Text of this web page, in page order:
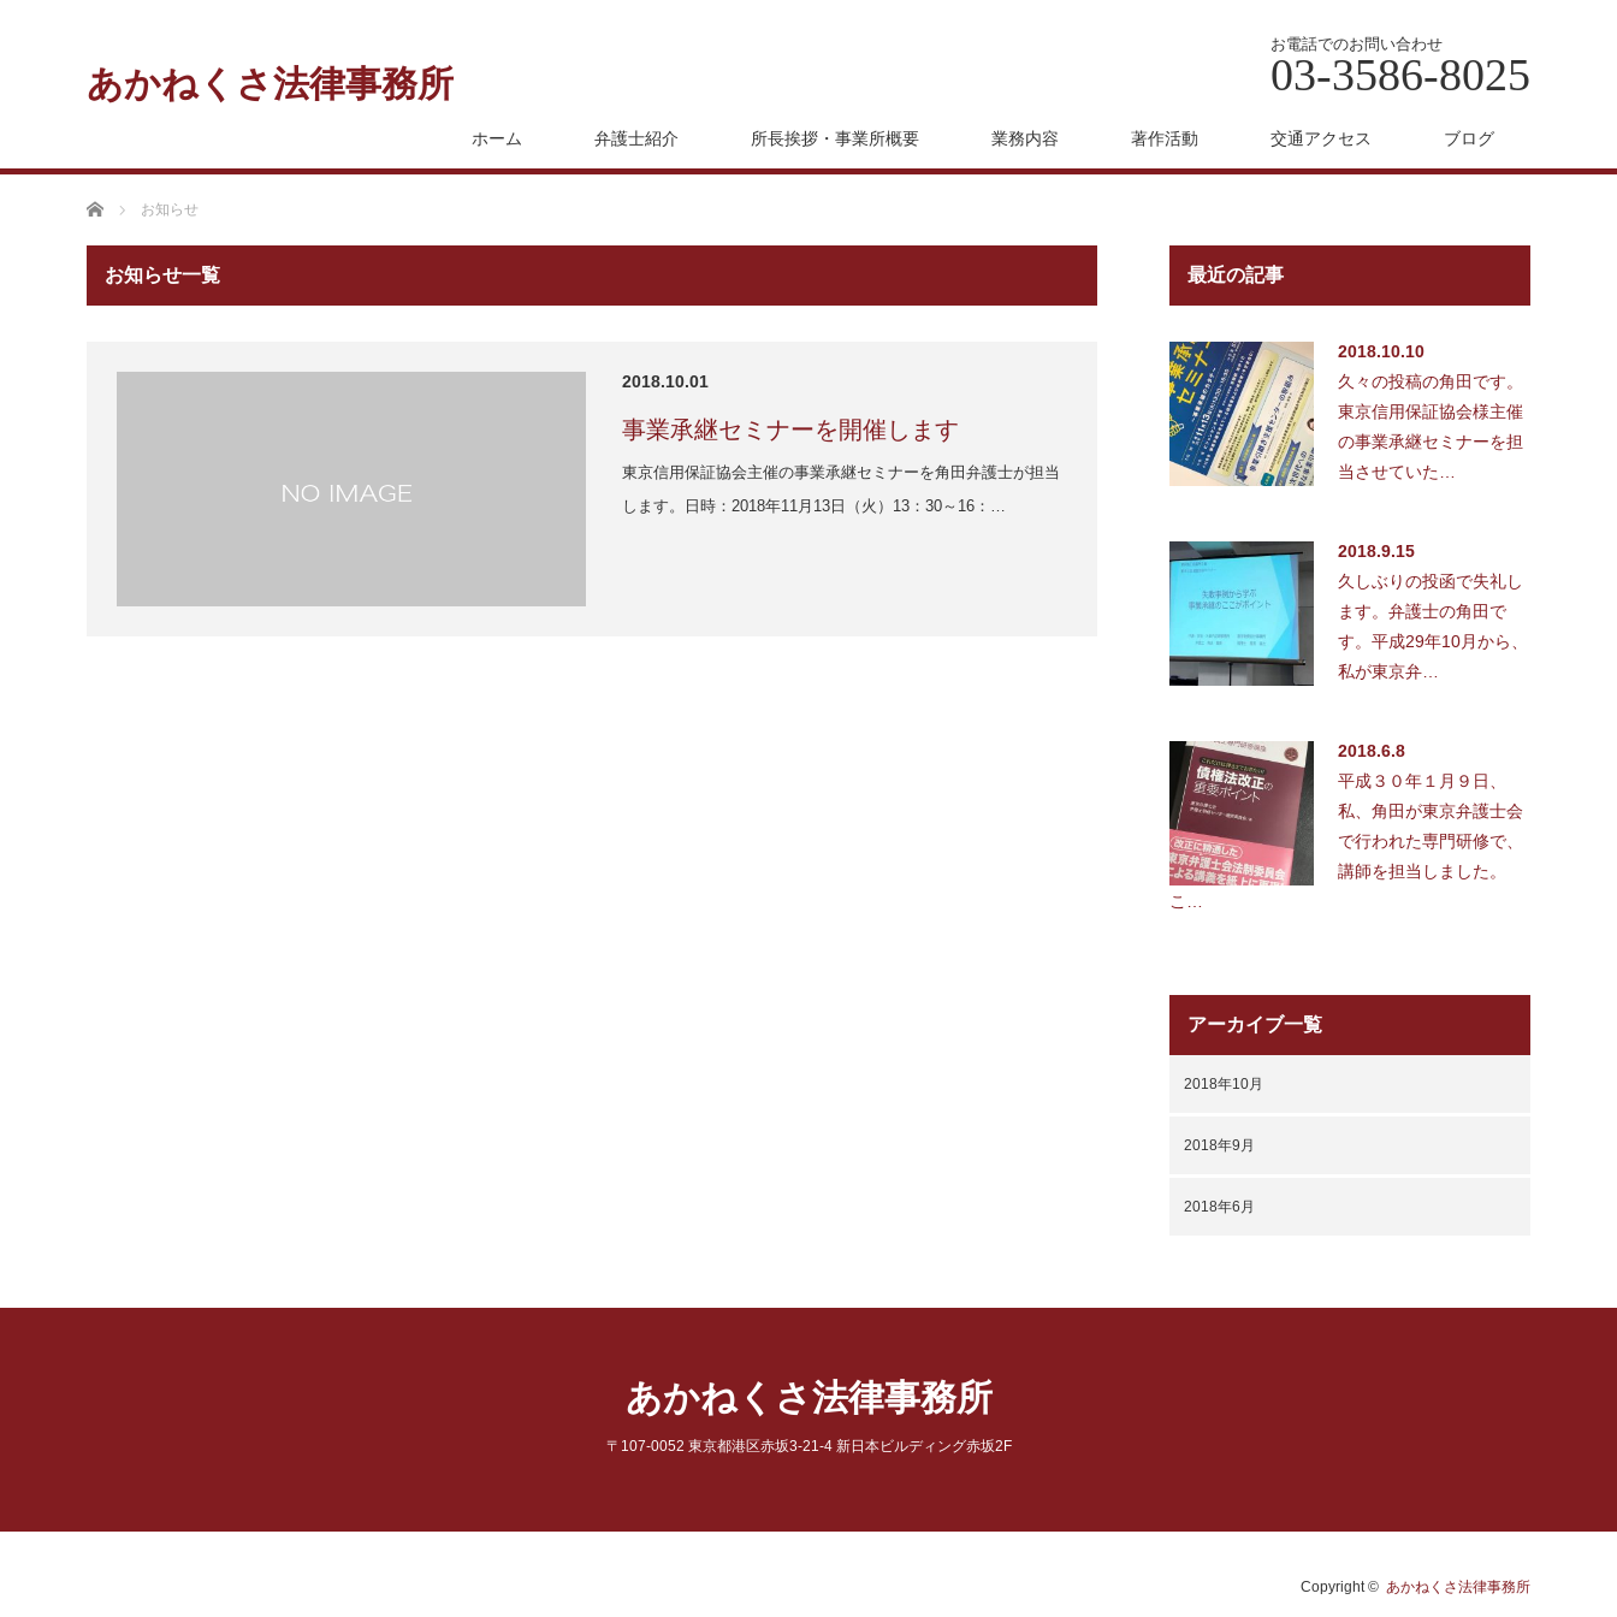
あかねくさ法律事務所
お電話でのお問い合わせ
03-3586-8025
ホーム 弁護士紹介 所長挨拶・事業所概要 業務内容 著作活動 交通アクセス ブログ
ホーム お知らせ
お知らせ一覧
2018.10.01
事業承継セミナーを開催します
東京信用保証協会主催の事業承継セミナーを角田弁護士が担当
します。日時：2018年11月13日（火）13：30～16：…
最近の記事
2018.10.10
久々の投稿の角田です。
東京信用保証協会様主催
の事業承継セミナーを担
当させていた…
2018.9.15
久しぶりの投函で失礼し
ます。弁護士の角田で
す。平成29年10月から、
私が東京弁…
2018.6.8
平成３０年１月９日、
私、角田が東京弁護士会
で行われた専門研修で、
講師を担当しました。
こ…
アーカイブ一覧
2018年10月
2018年9月
2018年6月
あかねくさ法律事務所
〒107-0052 東京都港区赤坂3-21-4 新日本ビルディング赤坂2F
Copyright © あかねくさ法律事務所